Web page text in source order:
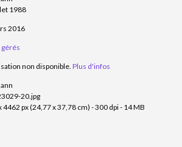
1988
2016
non disponible. Plus d'infos
20.jpg
4462 px (24,77 x 37,78 cm) - 300 dpi - 14 MB